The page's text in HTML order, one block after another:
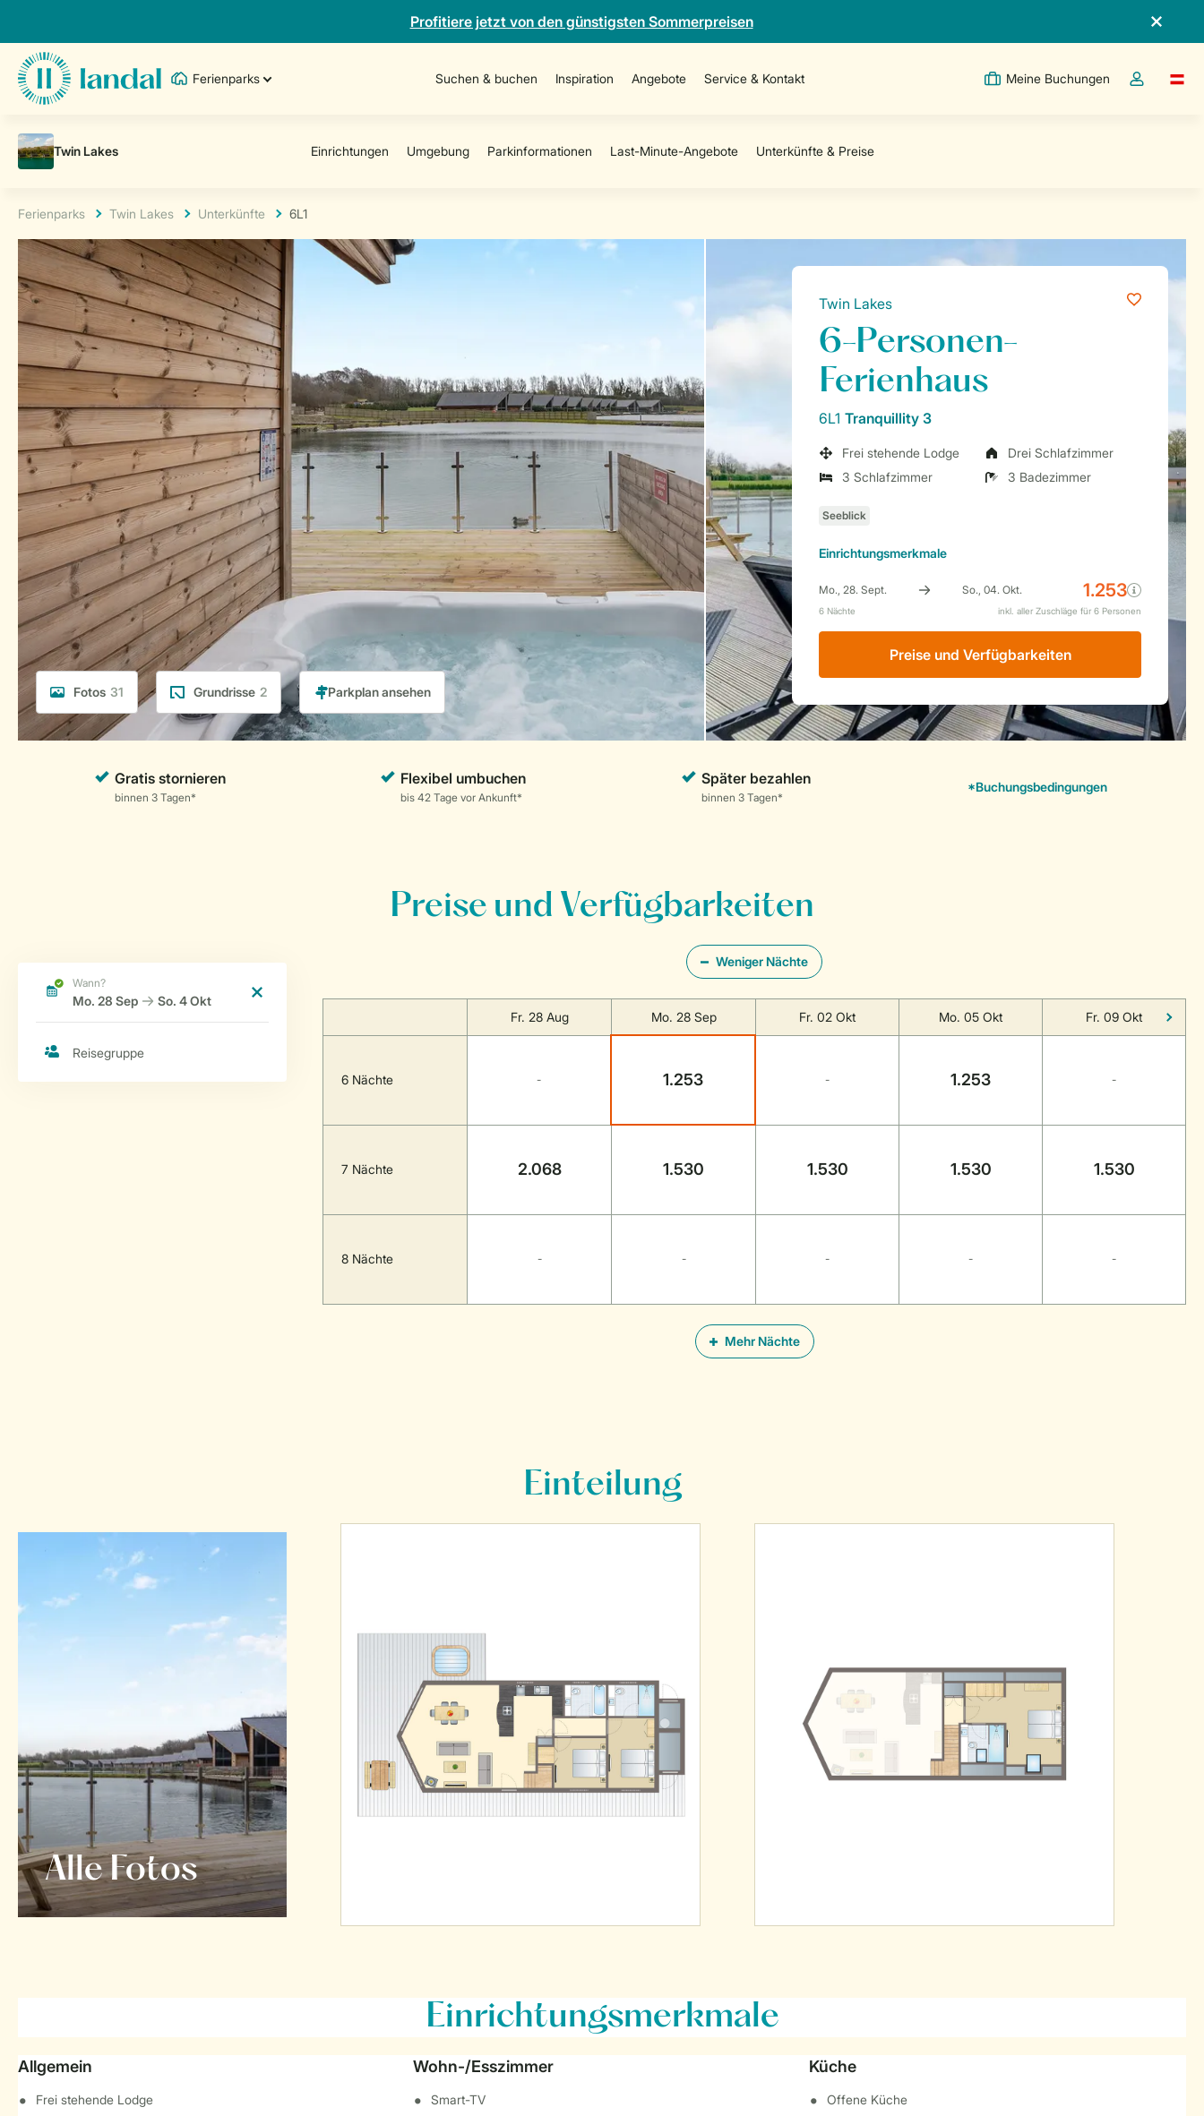
Profitiere jetzt von den günstigsten Sommerpreisen
Ferienparks Suchen & buchen Inspiration Angebote Service & Kontakt Meine Buchungen
Dropdown-
Ferienparks Twin Lakes Unterkünfte 6L1
Fotos 31 Grundrisse 2
Twin Lakes
6-Personen-
Ferienhaus
6L1 Tranquillity 3
Frei stehende Lodge
Drei Schlafzimmer
3 Schlafzimmer
3 Badezimmer
Einrichtungsmerkmale
Preise und Verfügbarkeiten
Preise und Verfügbarkeiten
Weniger Nächte
Mehr Nächte
Fr. 28 Aug Mo. 28 Sep Fr. 02 Okt Mo. 05 Okt Fr. 09 Okt
6 Nächte - 1.253 - 1.253 -
7 Nächte 2.068 1.530 1.530 1.530 1.530
8 Nächte - - - - -
Einteilung
Alle Fotos
Einrichtungsmerkmale
Allgemein
Frei stehende Lodge
Wohn-/Esszimmer
Smart-TV
Küche
Offene Küche